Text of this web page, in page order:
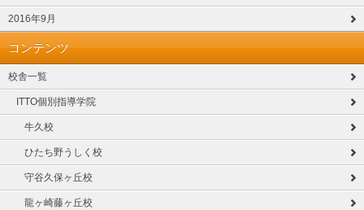
2016年9月
コンテンツ
校舎一覧
ITTO個別指導学院
牛久校
ひたち野うしく校
守谷久保ヶ丘校
龍ヶ崎藤ヶ丘校